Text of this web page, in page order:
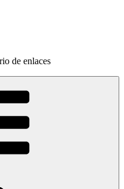
de enlaces